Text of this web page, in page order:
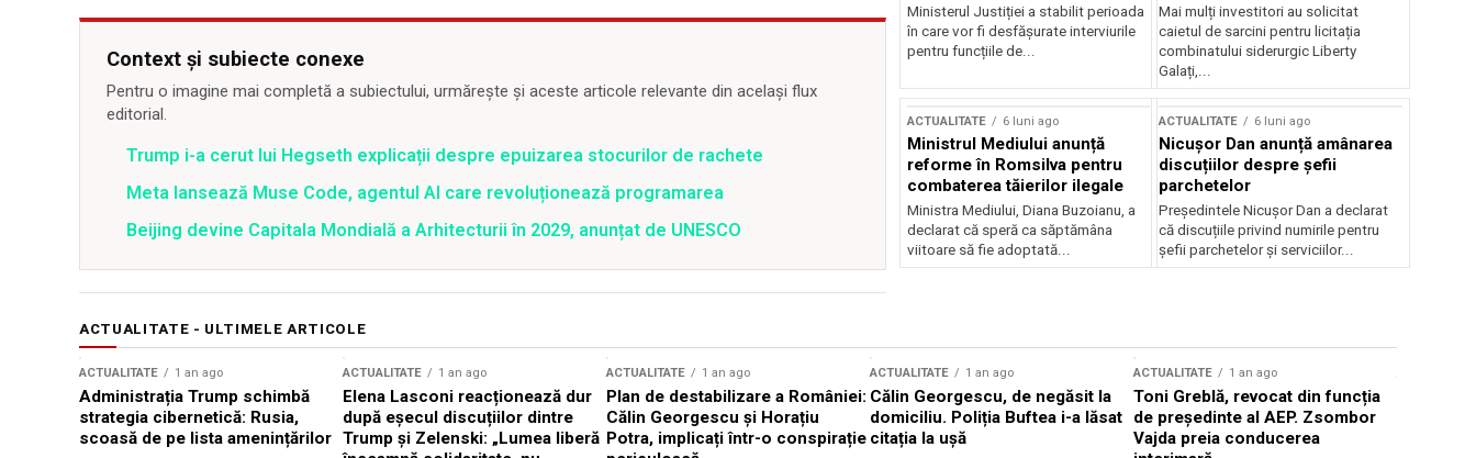
Context și subiecte conexe
Pentru o imagine mai completă a subiectului, urmărește și aceste articole relevante din același flux
editorial.
Trump i-a cerut lui Hegseth explicații despre epuizarea stocurilor de rachete
Meta lansează Muse Code, agentul AI care revoluționează programarea
Beijing devine Capitala Mondială a Arhitecturii în 2029, anunțat de UNESCO
Ministerul Justiției a stabilit perioada
în care vor fi desfășurate interviurile
pentru funcțiile de...
Mai mulți investitori au solicitat
caietul de sarcini pentru licitația
combinatului siderurgic Liberty
Galați,...
ACTUALITATE 6 luni ago
Ministrul Mediului anunță
reforme în Romsilva pentru
combaterea tăierilor ilegale
Ministra Mediului, Diana Buzoianu, a
declarat că speră ca săptămâna
viitoare să fie adoptată...
ACTUALITATE 6 luni ago
Nicușor Dan anunță amânarea
discuțiilor despre șefii
parchetelor
Președintele Nicușor Dan a declarat
că discuțiile privind numirile pentru
șefii parchetelor și serviciilor...
ACTUALITATE - ULTIMELE ARTICOLE
ACTUALITATE 1 an ago
Administrația Trump schimbă
strategia cibernetică: Rusia,
scoasă de pe lista amenințărilor
ACTUALITATE 1 an ago
Elena Lasconi reacționează dur
după eșecul discuțiilor dintre
Trump și Zelenski: „Lumea liberă
ACTUALITATE 1 an ago
Plan de destabilizare a României:
Călin Georgescu și Horațiu
Potra, implicați într-o conspirație
ACTUALITATE 1 an ago
Călin Georgescu, de negăsit la
domiciliu. Poliția Buftea i-a lăsat
citația la ușă
ACTUALITATE 1 an ago
Toni Greblă, revocat din funcția
de președinte al AEP. Zsombor
Vajda preia conducerea